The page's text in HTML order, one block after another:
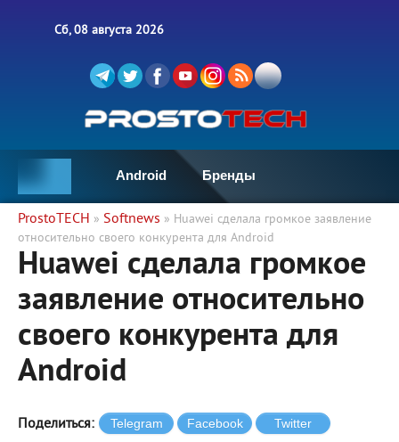
Сб, 08 августа 2026
Android Бренды
ProstoTECH » Softnews » Huawei сделала громкое заявление
относительно своего конкурента для Android
Huawei сделала громкое
заявление относительно
своего конкурента для
Android
Поделиться: